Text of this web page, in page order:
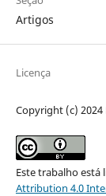
Artigos
Licença
Copyright (c) 2024
Este trabalho está
Attribution 4.0